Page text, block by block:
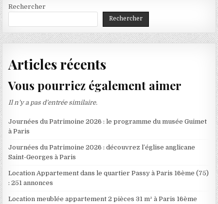
Rechercher
Rechercher
Articles récents
Vous pourriez également aimer
Il n’y a pas d’entrée similaire.
Journées du Patrimoine 2026 : le programme du musée Guimet
à Paris
Journées du Patrimoine 2026 : découvrez l’église anglicane
Saint-Georges à Paris
Location Appartement dans le quartier Passy à Paris 16ème (75)
: 251 annonces
Location meublée appartement 2 pièces 31 m² à Paris 16ème